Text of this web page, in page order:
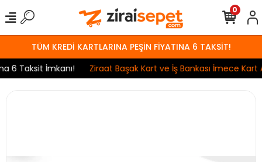
TÜM KREDİ KARTLARINA PEŞİN FİYATINA 6 TAKSİT!
Taksit İmkanı!
Ziraat Başak Kart ve İş Bankası İmece Kart
0